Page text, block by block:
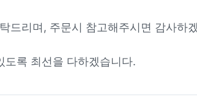
드리며, 주문시 참고해주시면 감사하
도록 최선을 다하겠습니다.